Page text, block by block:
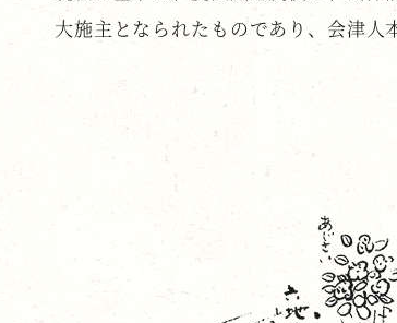
大施主となられたものであり、会津人